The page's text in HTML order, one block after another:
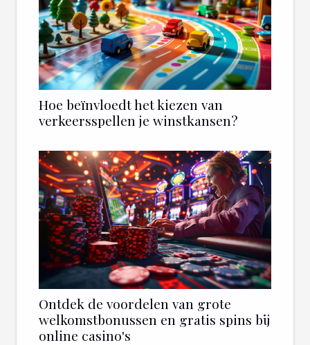
Hoe beïnvloedt het kiezen van
verkeersspellen je winstkansen?
Ontdek de voordelen van grote
welkomstbonussen en gratis spins bij
online casino's